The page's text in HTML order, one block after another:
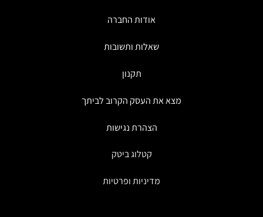
אודות החברה
שאלות ותשובות
מצא את העסק הקרוב לביתך
הצהרת נגישות
קטלוג ביטק
מדיניות ופרטיות